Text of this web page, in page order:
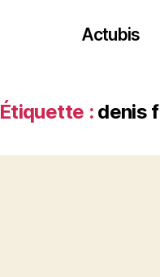
Actubis
Étiquette : denis